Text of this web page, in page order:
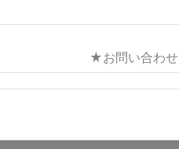
★お問い合わせ